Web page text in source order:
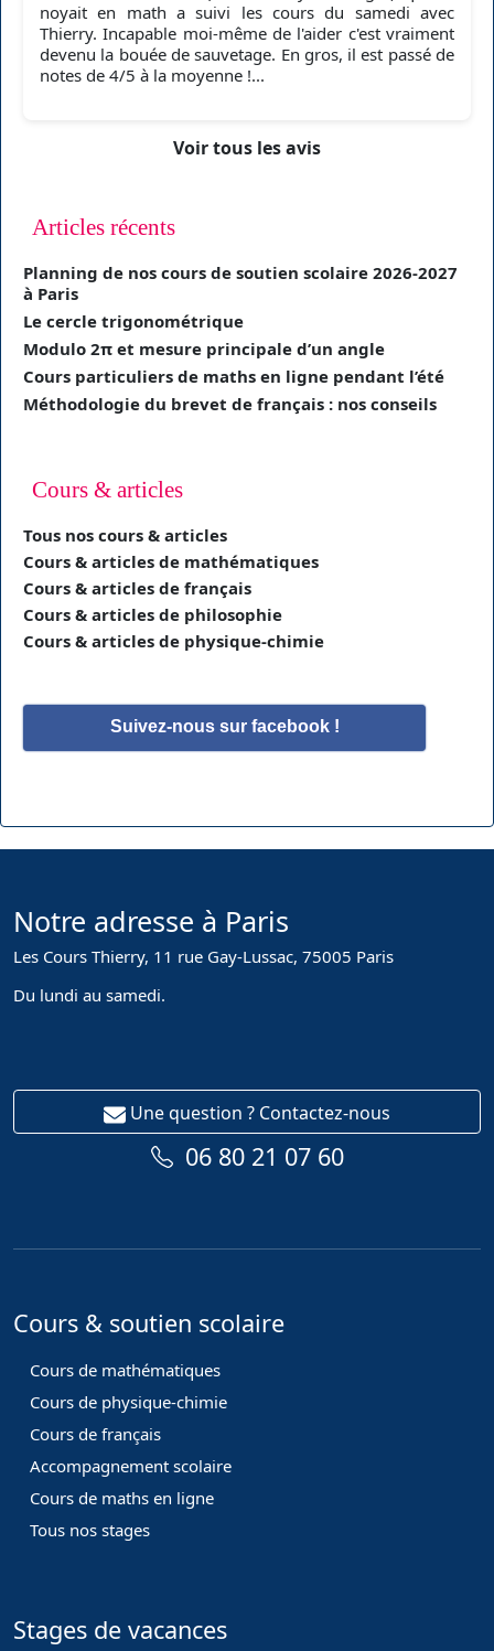
noyait en math a suivi les cours du samedi avec
Thierry. Incapable moi-même de l'aider c'est vraiment
devenu la bouée de sauvetage. En gros, il est passé de
notes de 4/5 à la moyenne !...
Voir tous les avis
Articles récents
Planning de nos cours de soutien scolaire 2026-2027
à Paris
Le cercle trigonométrique
Modulo 2π et mesure principale d’un angle
Cours particuliers de maths en ligne pendant l’été
Méthodologie du brevet de français : nos conseils
Cours & articles
Tous nos cours & articles
Cours & articles de mathématiques
Cours & articles de français
Cours & articles de philosophie
Cours & articles de physique-chimie
Suivez-nous sur facebook !
Notre adresse à Paris
Les Cours Thierry, 11 rue Gay-Lussac, 75005 Paris
Du lundi au samedi.
Une question ? Contactez-nous
06 80 21 07 60
Cours & soutien scolaire
Cours de mathématiques
Cours de physique-chimie
Cours de français
Accompagnement scolaire
Cours de maths en ligne
Tous nos stages
Stages de vacances